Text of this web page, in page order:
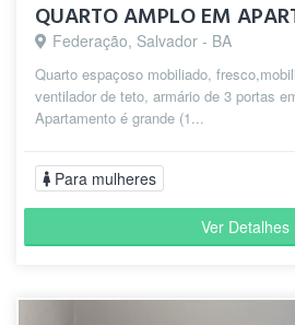
Federação, Salvador - BA
Quarto espaçoso mobiliado,
ventilador de teto, armário de 3 portas
Apartamento é grande (1...
Para mulheres
Ver Detalhes